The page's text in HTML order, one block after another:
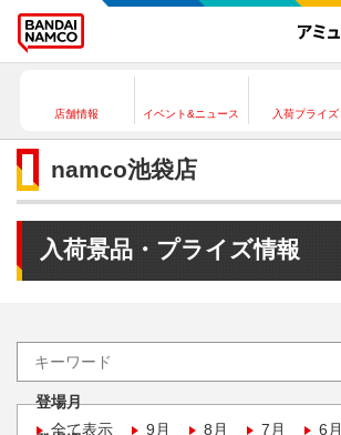
店舗情報 イベント&ニュース 入荷プライズ
namco池袋店
入荷景品・プライズ情報
登場月
全て表示
9月 8月 7月 6月